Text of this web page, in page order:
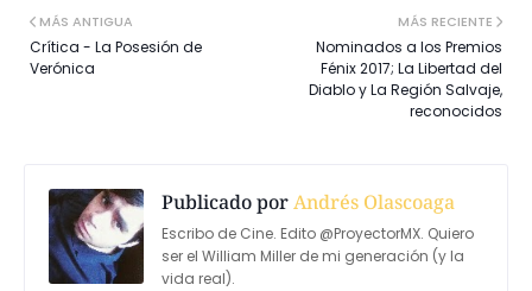
MÁS RECIENTE
Nominados a los Premios
Fénix 2017; La Libertad del
Diablo y La Región Salvaje,
reconocidos
MÁS ANTIGUA
Crítica - La Posesión de
Verónica
Publicado porAndrés Olascoaga
Escribo de Cine. Edito @ProyectorMX. Quiero
ser el William Miller de mi generación (y la
vida real).